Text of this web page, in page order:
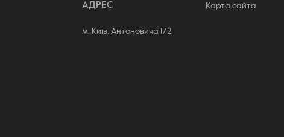
АДРЕС
м. Київ, Антоновича 172
Карта сайта